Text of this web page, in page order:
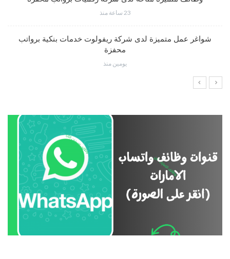
23 ساعة منذ
شواغر عمل متميزة لدى شركة ريفولوت خدمات بنكية برواتب
محفزة
يومين منذ